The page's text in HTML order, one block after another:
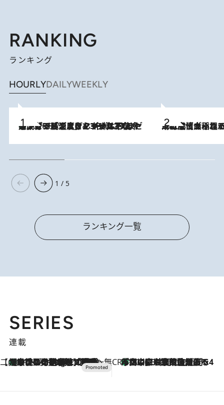
RANKING
ランキング
HOURLYDAILYWEEKLY
2026.8.7
メントールやエタノールは不使用。ピジョンより、マイルドな冷感成分で肌温度をマイナス3℃まで下げる「ごきげんクール ひんやりアクアミスト」を3名様にプレゼント 2026.8.5
下町風情あふれる台北屈指の人気エリア・大稲埕でセンスのいい台湾土産《ヴ
1 / 5
ランキング一覧
SERIES
連載
【CREA×星野リゾート】唯一無二。癒しと発見が待つ場所へ
11 Hours Ago
【トンボの足水浴】ヒノキの香りに包まれて涼感マックス！約13℃の湧水かけ流しを避暑地「星野温泉 トンボの湯」で体験 CREA'S CHOICE
2026.8.7
「立川にも歌舞伎があるんだよ」 片岡仁左衛門・市川中車ら豪華座組みで4年目の立川立飛歌舞伎へ